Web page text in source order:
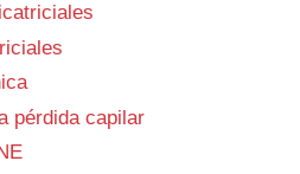
pérdida capilar